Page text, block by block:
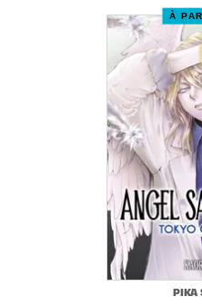
À
PIKA